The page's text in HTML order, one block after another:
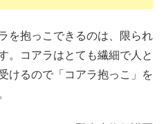
を抱っこできるのは、限られ
。コアラはとても繊細で人と
けるので「コアラ抱っこ」を